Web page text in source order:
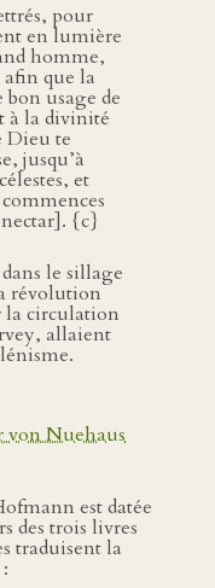
pour
en lumière
homme,
que la
usage de
à la divinité
Dieu te
jusqu’à
et
{c}
le sillage
révolution
la circulation
allaient
von Nuehaus
est datée
des trois livres
traduisent la